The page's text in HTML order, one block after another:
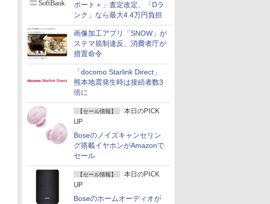
ポート＋」査定改定、「Dラ
ンク」なら最大4.4万円負担
画像加工アプリ「SNOW」が
ステマ規制違反、消費者庁が
措置命令
「docomo Starlink Direct」
熊本地震発生時は接続者数3
倍に
【セール情報】
本日のPICK
UP
Boseのノイズキャンセリン
グ搭載イヤホンがAmazonで
セール
【セール情報】
本日のPICK
UP
Boseのホームオーディオが